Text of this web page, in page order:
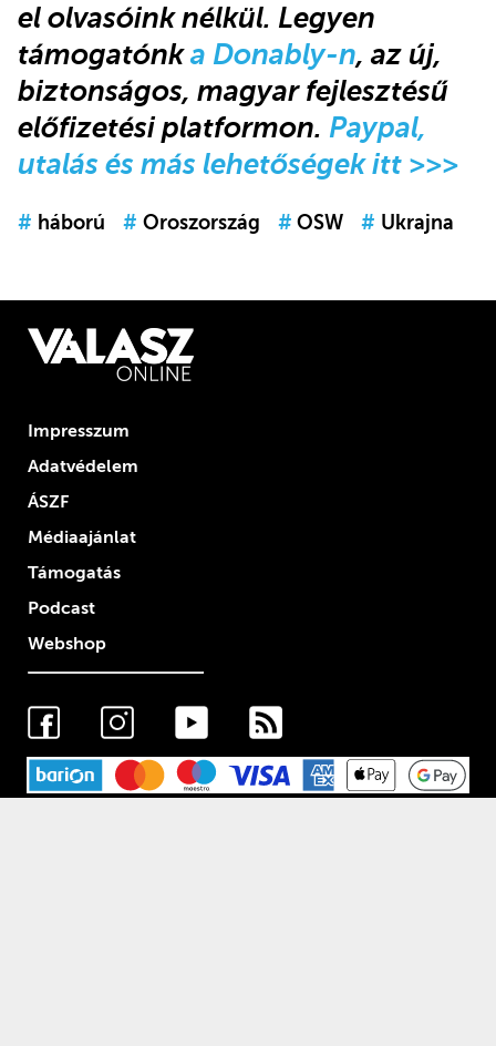
el olvasóink nélkül. Legyen
támogatónka Donably-n, az új,
biztonságos, magyar fejlesztésű
előfizetési platformon. Paypal,
utalás és más lehetőségek itt >>>
# háború # Oroszország # OSW # Ukrajna
Impresszum
Adatvédelem
ÁSZF
Médiaajánlat
Támogatás
Podcast
Webshop